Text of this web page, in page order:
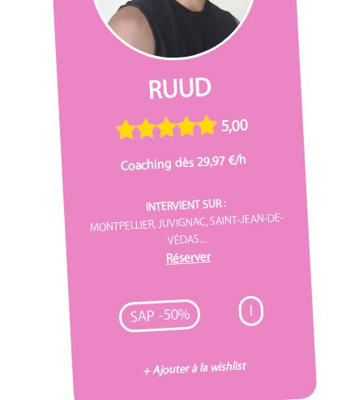
RUUD
5,00
Coaching dès 29,97 €/h
INTERVIENT SUR :
MONTPELLIER, JUVIGNAC, SAINT-JEAN-DE-
VÉDAS...
Réserver
SAP -50% I
+ Ajouter à la wishlist